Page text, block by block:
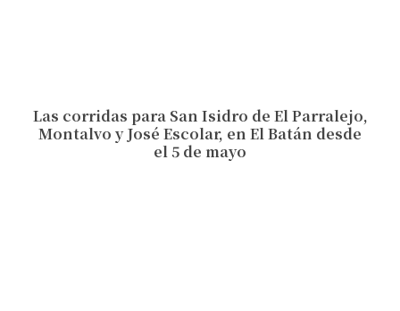
Las corridas para San Isidro de El Parralejo,
Montalvo y José Escolar, en El Batán desde
el 5 de mayo